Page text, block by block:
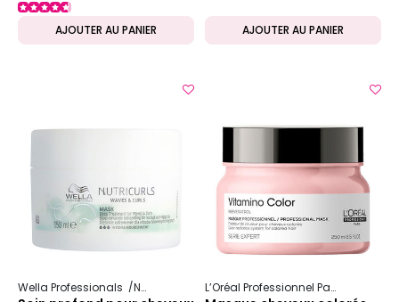
AJOUTER AU PANIER AJOUTER AU PANIER
Wella Professionals Nutricurls L’Oréal Professionnel Paris